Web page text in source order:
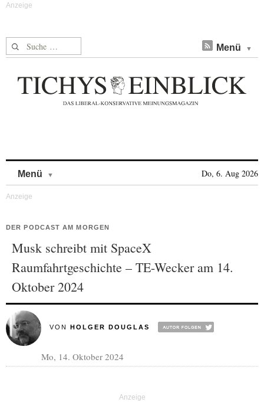
Suche nach: Menü
Menü Do, 6. Aug 2026
DER PODCAST AM MORGEN
Musk schreibt mit SpaceX
Raumfahrtgeschichte – TE-Wecker am 14.
Oktober 2024
VON HOLGER DOUGLAS
Mo, 14. Oktober 2024